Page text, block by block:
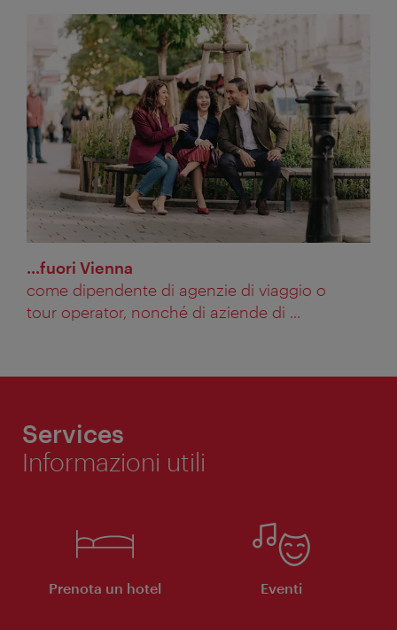
...fuori Vienna
come dipendente di agenzie di viaggio o
tour operator, nonché di aziende di ...
Services
Informazioni utili
Prenota un hotel Eventi